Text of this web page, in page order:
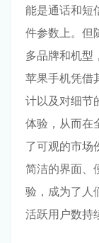
能是通话和短
件参数上。但
多品牌和机型
苹果手机凭借
计以及对细节
体验，从而在
了可观的市场
简洁的界面、
验，成为了人
活跃用户数持